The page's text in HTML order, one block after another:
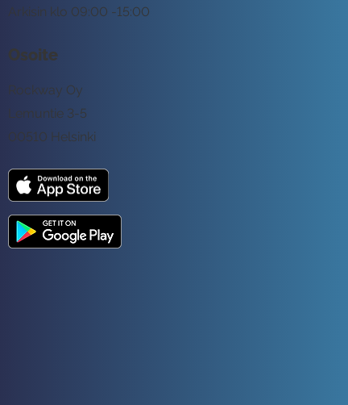
Arkisin klo 09:00 -15:00
Osoite
Rockway Oy
Lemuntie 3-5
00510 Helsinki